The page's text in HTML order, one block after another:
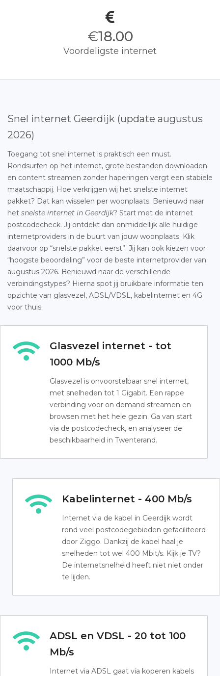
€18.00
Voordeligste internet
Snel internet Geerdijk (update augustus
2026)
Toegang tot snel internet is praktisch een must.
Rondsurfen op het internet, grote bestanden downloaden
en content streamen zonder haperingen vergt een stabiele
maatschappij. Hoe verkrijgen wij het snelste internet
pakket? Dat kan wisselen per woonplaats. Benieuwd naar
het snelste internet in Geerdijk? Start met de internet
postcodecheck. Jij ontdekt dan onmiddellijk alle huidige
internetproviders in de buurt van jouw woonplaats. Klik
daarvoor op “snelste pakket eerst”. Jij kan ook kiezen voor
“hoogste beoordeling” voor de beste internetprovider van
augustus 2026. Benieuwd naar de verschillende
verbindingstypes? Hierna spot jij bruikbare informatie ten
opzichte van glasvezel, ADSL/VDSL, kabelinternet en 4G
voor thuis.
Glasvezel internet - tot
1000 Mb/s
Glasvezel is onvoorstelbaar snel internet,
met snelheden tot 1 Gigabit. Een rappe
verbinding voor on demand streamen en
browsen met het hele gezin. Ga van start
via de postcodecheck, en analyseer de
beschikbaarheid in Twenterand.
Kabelinternet - 400 Mb/s
Internet via de kabel in Geerdijk wordt
rond veel postcodegebieden gefaciliteerd
door Ziggo. Dankzij de kabel haal je
snelheden tot wel 400 Mbit/s. Kijk je TV?
De internetsnelheid heeft niet niet onder
te lijden.
ADSL en VDSL - 20 tot 100
Mb/s
Internet via ADSL gaat via koperen kabels